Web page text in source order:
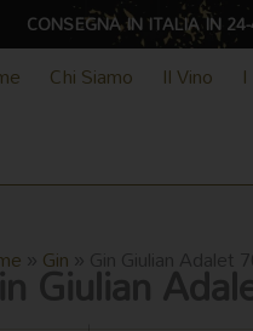
CONSEGNA IN ITALIA IN
Chi Siamo Il Vino
Gin
Giulian